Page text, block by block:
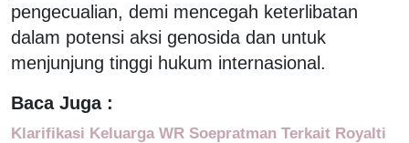
pengecualian, demi mencegah keterlibatan
dalam potensi aksi genosida dan untuk
menjunjung tinggi hukum internasional.
Baca Juga :
Klarifikasi Keluarga WR Soepratman Terkait Royalti